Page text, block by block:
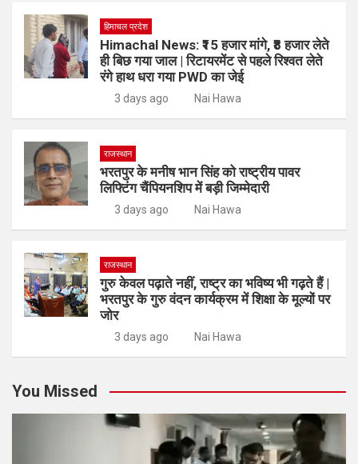
हिमाचल प्रदेश
Himachal News: ₹15 हजार मांगे, ₹8 हजार लेते
ही बिछ गया जाल | रिटायरमेंट से पहले रिश्वत लेते
रंगे हाथ धरा गया PWD का जेई
3 days ago Nai Hawa
राजस्थान
भरतपुर के मनीष भान सिंह को राष्ट्रीय पावर
लिफ्टिंग चैंपियनशिप में बड़ी जिम्मेदारी
3 days ago Nai Hawa
राजस्थान
गुरु केवल पढ़ाते नहीं, राष्ट्र का भविष्य भी गढ़ते हैं |
भरतपुर के गुरु वंदन कार्यक्रम में शिक्षा के मूल्यों पर
जोर
3 days ago Nai Hawa
You Missed